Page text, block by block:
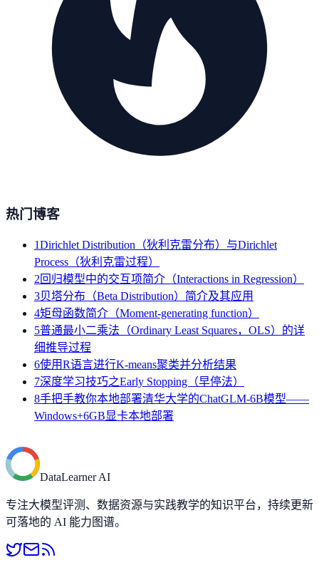
热门博客
1Dirichlet Distribution（狄利克雷分布）与Dirichlet
Process（狄利克雷过程）
2回归模型中的交互项简介（Interactions in Regression）
3贝塔分布（Beta Distribution）简介及其应用
4矩母函数简介（Moment-generating function）
5普通最小二乘法（Ordinary Least Squares，OLS）的详
细推导过程
6使用R语言进行K-means聚类并分析结果
7深度学习技巧之Early Stopping（早停法）
8手把手教你本地部署清华大学的ChatGLM-6B模型——
Windows+6GB显卡本地部署
DataLearner AI
专注大模型评测、数据资源与实践教学的知识平台，持续更新
可落地的 AI 能力图谱。